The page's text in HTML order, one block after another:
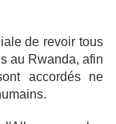
de revoir tous
au Rwanda, afin
accordés ne